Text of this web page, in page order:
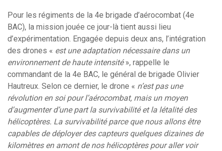
Pour les régiments de la 4e brigade d’aérocombat (4e
BAC), la mission jouée ce jour-là tient aussi lieu
d’expérimentation. Engagée depuis deux ans, l’intégration
des drones « est une adaptation nécessaire dans un
environnement de haute intensité», rappelle le
commandant de la 4e BAC, le général de brigade Olivier
Hautreux. Selon ce dernier, le drone « n’est pas une
révolution en soi pour l’aérocombat, mais un moyen
d’augmenter d’une part la survivabilité et la létalité des
hélicoptères. La survivabilité parce que nous allons être
capables de déployer des capteurs quelques dizaines de
kilomètres en amont de nos hélicoptères pour aller voir